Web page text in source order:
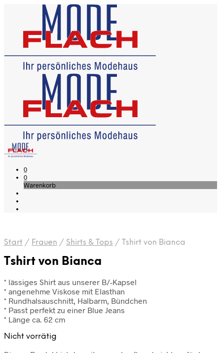
0
0
Warenkorb
Start / Frauen / Shirts & Tops / Tshirt von Bianca
Tshirt von Bianca
* lässiges Shirt aus unserer B/-Kapsel
* angenehme Viskose mit Elasthan
* Rundhalsauschnitt, Halbarm, Bündchen
* Passt perfekt zu einer Blue Jeans
* Länge ca. 62 cm
Nicht vorrätig